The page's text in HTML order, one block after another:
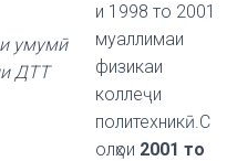
умумӣ
ДТТ
и 1998 то 2001
муаллимаи
физикаи
коллеҷи
политехникӣ.С
олҳои 2001 то